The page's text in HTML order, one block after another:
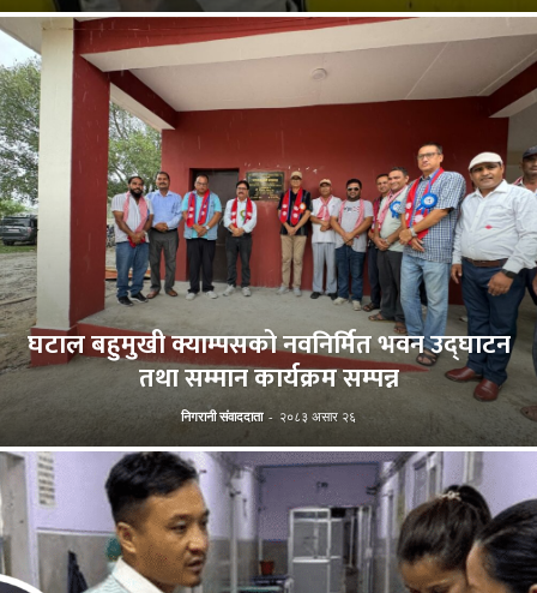
घटाल बहुमुखी क्याम्पसको नवनिर्मित भवन उद्घाटन
तथा सम्मान कार्यक्रम सम्पन्न
निगरानी संवाददाता - २०८३ असार २६